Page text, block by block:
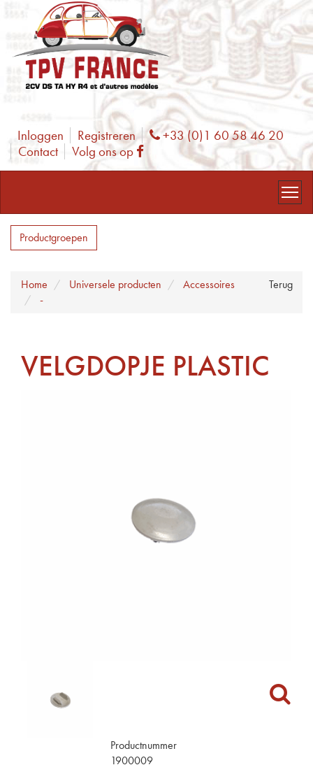
Inloggen Registreren Phone
+33 (0)1 60 58 46 20
Contact
Volg ons op Facebook
Productgroepen
Terug
Home Universele producten
Accessoires
-
VELGDOPJE PLASTIC
Productnummer
1900009